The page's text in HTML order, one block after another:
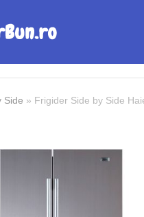
Side » Frigider Side by Side